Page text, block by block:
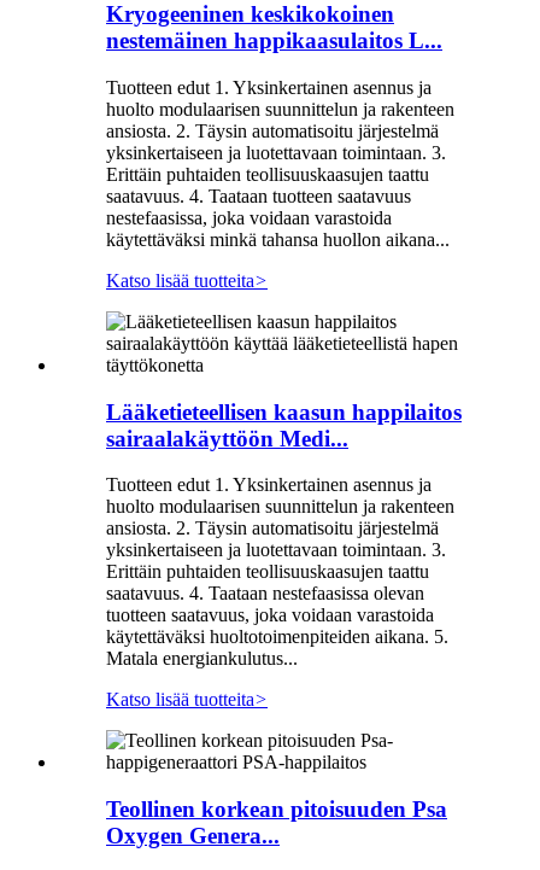
Kryogeeninen keskikokoinen
nestemäinen happikaasulaitos L...
Tuotteen edut 1. Yksinkertainen asennus ja
huolto modulaarisen suunnittelun ja rakenteen
ansiosta. 2. Täysin automatisoitu järjestelmä
yksinkertaiseen ja luotettavaan toimintaan. 3.
Erittäin puhtaiden teollisuuskaasujen taattu
saatavuus. 4. Taataan tuotteen saatavuus
nestefaasissa, joka voidaan varastoida
käytettäväksi minkä tahansa huollon aikana...
Katso lisää tuotteita>
Lääketieteellisen kaasun happilaitos
sairaalakäyttöön Medi...
Tuotteen edut 1. Yksinkertainen asennus ja
huolto modulaarisen suunnittelun ja rakenteen
ansiosta. 2. Täysin automatisoitu järjestelmä
yksinkertaiseen ja luotettavaan toimintaan. 3.
Erittäin puhtaiden teollisuuskaasujen taattu
saatavuus. 4. Taataan nestefaasissa olevan
tuotteen saatavuus, joka voidaan varastoida
käytettäväksi huoltotoimenpiteiden aikana. 5.
Matala energiankulutus...
Katso lisää tuotteita>
Teollinen korkean pitoisuuden Psa
Oxygen Genera...